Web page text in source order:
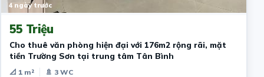
4 ngày trước
55 Triệu
Cho thuê văn phòng hiện đại với 176m2 rộng rãi, mặt
tiền Trường Sơn tại trung tâm Tân Bình
📐 1 m²
🚿 3 WC